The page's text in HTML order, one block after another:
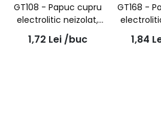
GT108 - Papuc cupru
electrolitic neizolat,
cu gaura surub M8,
pentru fir de 10mmp
1,72 Lei /buc
GT168 -
cu gaura
pentru fir
1,84